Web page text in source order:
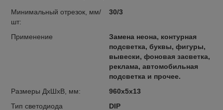
Минимальный отрезок, мм/
шт:
30/3
Применение
Замена неона, контурная
подсветка, буквы, фигуры,
вывески, фоновая засветка,
реклама, автомобильная
подсветка и прочее.
Размеры ДхШхВ, мм:
960х5х13
Тип светодиода
DIP